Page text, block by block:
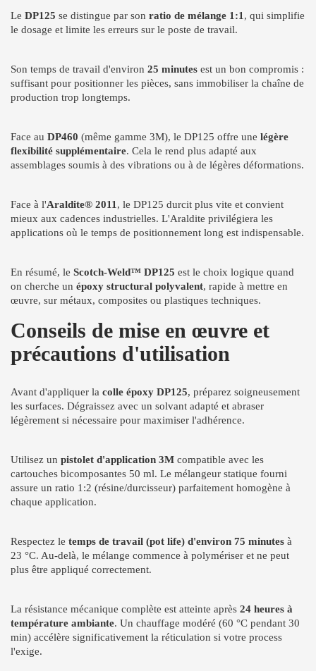
Le DP125 se distingue par son ratio de mélange 1:1 , qui simplifie
le dosage et limite les erreurs sur le poste de travail.
Son temps de travail d'environ 25 minutes est un bon compromis :
suffisant pour positionner les pièces, sans immobiliser la chaîne de
production trop longtemps.
Face au DP460 (même gamme 3M), le DP125 offre une légère
flexibilité supplémentaire. Cela le rend plus adapté aux
assemblages soumis à des vibrations ou à de légères déformations.
Face à l'Araldite® 2011 , le DP125 durcit plus vite et convient
mieux aux cadences industrielles. L'Araldite privilégiera les
applications où le temps de positionnement long est indispensable.
En résumé, le Scotch-Weld™ DP125 est le choix logique quand
on cherche un époxy structural polyvalent, rapide à mettre en
œuvre, sur métaux, composites ou plastiques techniques.
Conseils de mise en œuvre et
précautions d'utilisation
Avant d'appliquer la colle époxy DP125, préparez soigneusement
les surfaces. Dégraissez avec un solvant adapté et abraser
légèrement si nécessaire pour maximiser l'adhérence.
Utilisez un pistolet d'application 3M compatible avec les
cartouches bicomposantes 50 ml. Le mélangeur statique fourni
assure un ratio 1:2 (résine/durcisseur) parfaitement homogène à
chaque application.
Respectez le temps de travail (pot life) d'environ 75 minutes à
23 °C. Au-delà, le mélange commence à polymériser et ne peut
plus être appliqué correctement.
La résistance mécanique complète est atteinte après 24 heures à
température ambiante. Un chauffage modéré (60 °C pendant 30
min) accélère significativement la réticulation si votre process
l'exige.